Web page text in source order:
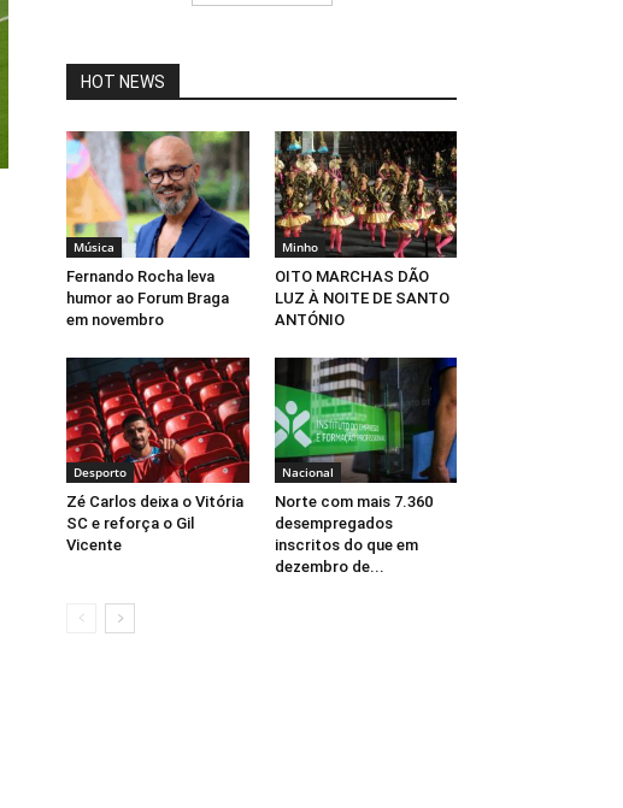
HOT NEWS
Música
Fernando Rocha leva
humor ao Forum Braga
em novembro
Minho
OITO MARCHAS DÃO
LUZ À NOITE DE SANTO
ANTÓNIO
Desporto
Zé Carlos deixa o Vitória
SC e reforça o Gil
Vicente
Nacional
Norte com mais 7.360
desempregados
inscritos do que em
dezembro de...